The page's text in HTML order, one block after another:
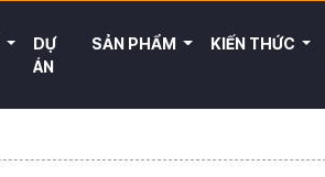
DỰ
ÁN
SẢN PHẨM KIẾN THỨC